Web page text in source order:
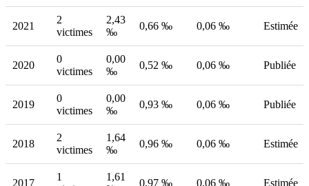
2021
2
victimes
2,43
‰
0,66 ‰ 0,06 ‰ Estimée
2020
0
victimes
0,00
‰
0,52 ‰ 0,06 ‰ Publiée
2019
0
victimes
0,00
‰
0,93 ‰ 0,06 ‰ Publiée
2018
2
victimes
1,64
‰
0,96 ‰ 0,06 ‰ Estimée
2017
1
1,61
0,97 ‰ 0,06 ‰ Estimée